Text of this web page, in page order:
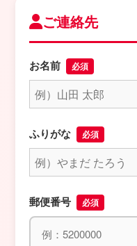
ご連絡先
お名前 必須
ふりがな 必須
郵便番号 必須